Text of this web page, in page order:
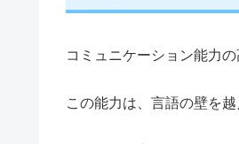
コミュニケーション能力
この能力は、言語の壁を